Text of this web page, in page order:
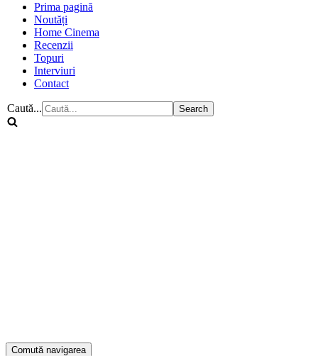
Prima pagină
Noutăți
Home Cinema
Recenzii
Topuri
Interviuri
Contact
Caută...
Comută navigarea